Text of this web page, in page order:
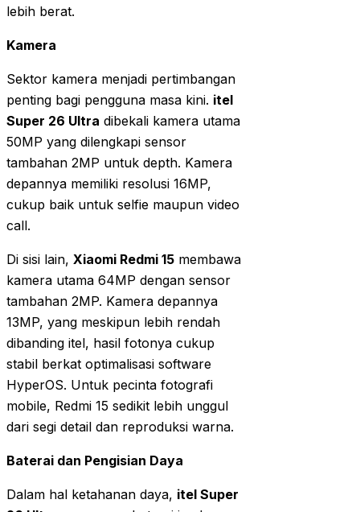
lebih berat.
Kamera
Sektor kamera menjadi pertimbangan
penting bagi pengguna masa kini. itel
Super 26 Ultra dibekali kamera utama
50MP yang dilengkapi sensor
tambahan 2MP untuk depth. Kamera
depannya memiliki resolusi 16MP,
cukup baik untuk selfie maupun video
call.
Di sisi lain, Xiaomi Redmi 15 membawa
kamera utama 64MP dengan sensor
tambahan 2MP. Kamera depannya
13MP, yang meskipun lebih rendah
dibanding itel, hasil fotonya cukup
stabil berkat optimalisasi software
HyperOS. Untuk pecinta fotografi
mobile, Redmi 15 sedikit lebih unggul
dari segi detail dan reproduksi warna.
Baterai dan Pengisian Daya
Dalam hal ketahanan daya, itel Super